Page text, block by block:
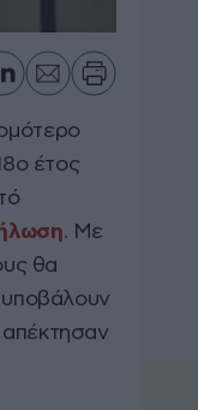
έτος
. Με
θα